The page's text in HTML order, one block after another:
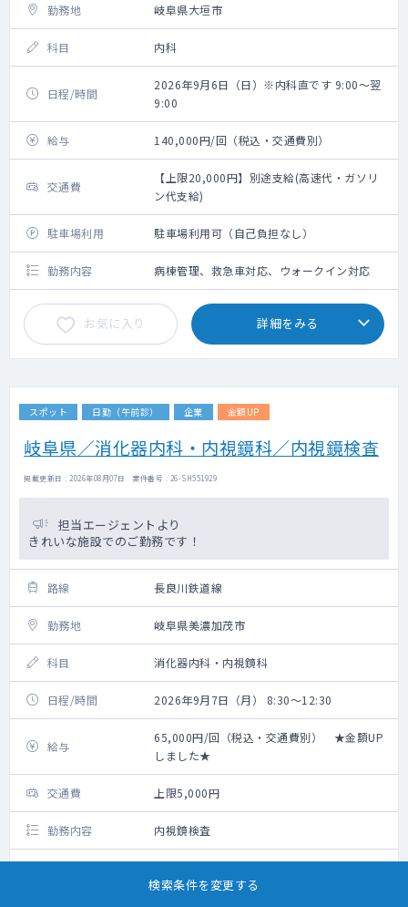
勤務地 岐阜県大垣市
科目 内科
日程/時間
2026年9月6日（日）※内科直です 9:00～翌
9:00
給与 140,000円/回（税込・交通費別）
交通費
【上限20,000円】別途支給(高速代・ガソリ
ン代支給)
駐車場利用 駐車場利用可（自己負担なし）
勤務内容 病棟管理、救急車対応、ウォークイン対応
お気に入り 詳細をみる
スポット 日勤（午前診） 企業 金額UP
岐阜県／消化器内科・内視鏡科／内視鏡検査
掲載更新日 : 2026年08月07日 案件番号 : 26-SH551929
担当エージェントより
きれいな施設でのご勤務です！
路線 長良川鉄道線
勤務地 岐阜県美濃加茂市
科目 消化器内科・内視鏡科
日程/時間 2026年9月7日（月） 8:30～12:30
給与
65,000円/回（税込・交通費別） ★金額UP
しました★
交通費 上限5,000円
勤務内容 内視鏡検査
検索条件を変更する